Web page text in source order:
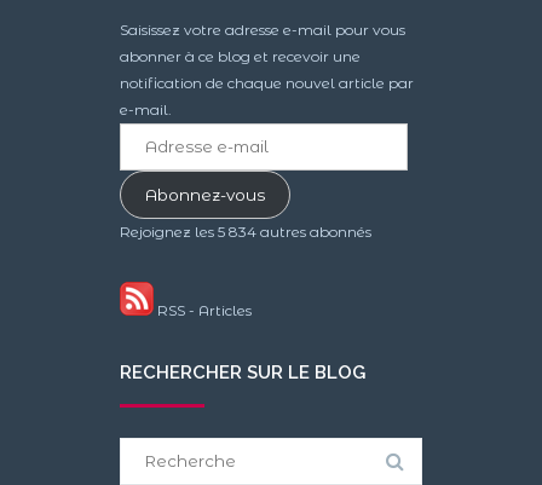
Saisissez votre adresse e-mail pour vous
abonner à ce blog et recevoir une
notification de chaque nouvel article par
e-mail.
mailAbonnez-vous
Rejoignez les 5 834 autres abonnés
RSS - Articles
RECHERCHER SUR LE BLOG